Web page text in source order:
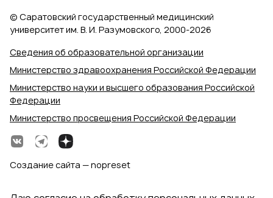
Сведения об образовательной организации
Министерство здравоохранения Российской Федерации
Министерство науки и высшего образования Российской
Федерации
Министерство просвещения Российской Федерации
© Саратовский государственный медицинский
университет им. В. И. Разумовского, 2000‑2026
Создание сайта — nopreset